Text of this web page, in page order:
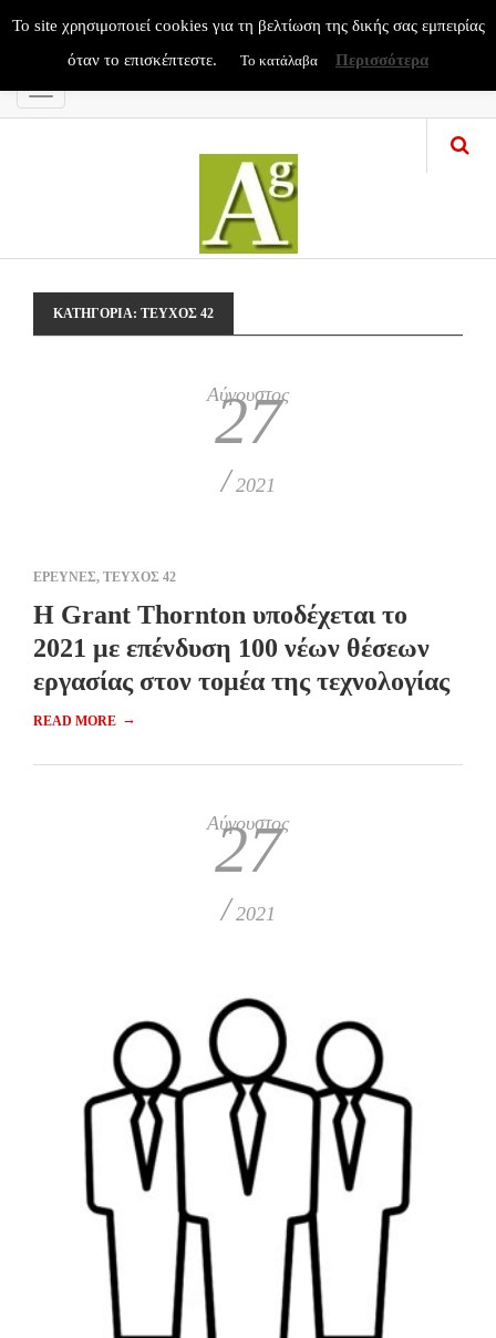
Menu
ΚΑΤΗΓΟΡΊΑ: ΤΕΥΧΟΣ 42
Αύγουστος
27
/ 2021
ΕΡΕΥΝΕΣ, ΤΕΥΧΟΣ 42
Η Grant Thornton υποδέχεται το
2021 με επένδυση 100 νέων θέσεων
εργασίας στον τομέα της τεχνολογίας
READ MORE →
Αύγουστος
27
/ 2021
To site χρησιμοποιεί cookies για τη βελτίωση της δικής σας εμπειρίας
όταν το επισκέπτεστε.
Το κατάλαβα Περισσότερα